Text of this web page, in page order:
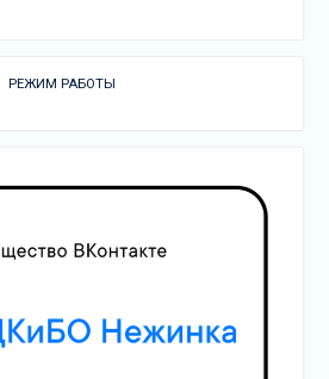
РЕЖИМ РАБОТЫ